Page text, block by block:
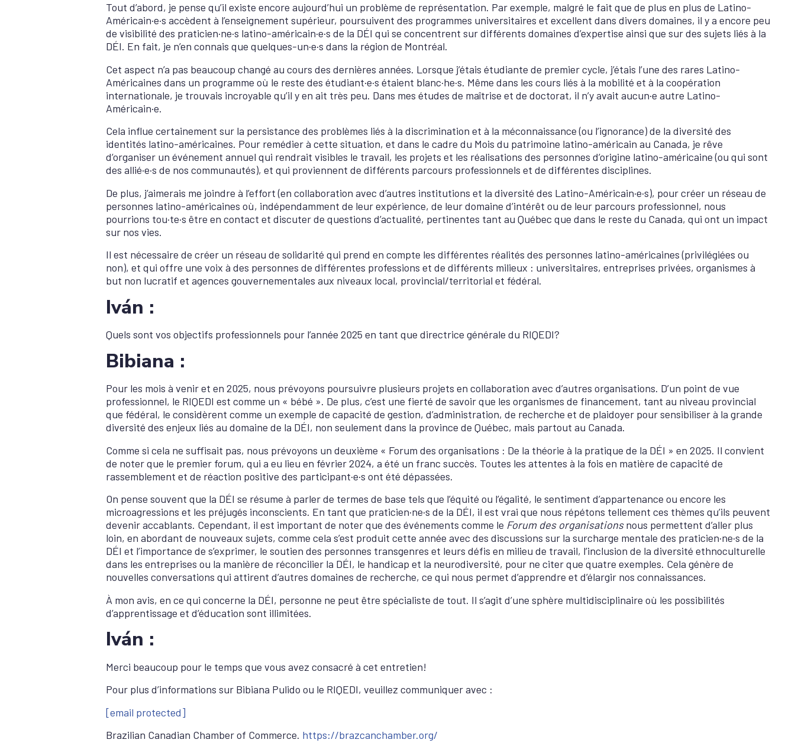
Tout d’abord, je pense qu’il existe encore aujourd’hui un problème de représentation. Par exemple, malgré le fait que de plus en plus de Latino-
Américain·e·s accèdent à l’enseignement supérieur, poursuivent des programmes universitaires et excellent dans divers domaines, il y a encore peu
de visibilité des praticien·ne·s latino-américain·e·s de la DÉI qui se concentrent sur différents domaines d’expertise ainsi que sur des sujets liés à la
DÉI. En fait, je n’en connais que quelques-un·e·s dans la région de Montréal.
Cet aspect n’a pas beaucoup changé au cours des dernières années. Lorsque j’étais étudiante de premier cycle, j’étais l’une des rares Latino-
Américaines dans un programme où le reste des étudiant·e·s étaient blanc·he·s. Même dans les cours liés à la mobilité et à la coopération
internationale, je trouvais incroyable qu’il y en ait très peu. Dans mes études de maîtrise et de doctorat, il n’y avait aucun·e autre Latino-
Américain·e.
Cela influe certainement sur la persistance des problèmes liés à la discrimination et à la méconnaissance (ou l’ignorance) de la diversité des
identités latino-américaines. Pour remédier à cette situation, et dans le cadre du Mois du patrimoine latino-américain au Canada, je rêve
d’organiser un événement annuel qui rendrait visibles le travail, les projets et les réalisations des personnes d’origine latino-américaine (ou qui sont
des allié·e·s de nos communautés), et qui proviennent de différents parcours professionnels et de différentes disciplines.
De plus, j’aimerais me joindre à l’effort (en collaboration avec d’autres institutions et la diversité des Latino-Américain·e·s), pour créer un réseau de
personnes latino-américaines où, indépendamment de leur expérience, de leur domaine d’intérêt ou de leur parcours professionnel, nous
pourrions tou·te·s être en contact et discuter de questions d’actualité, pertinentes tant au Québec que dans le reste du Canada, qui ont un impact
sur nos vies.
Il est nécessaire de créer un réseau de solidarité qui prend en compte les différentes réalités des personnes latino-américaines (privilégiées ou
non), et qui offre une voix à des personnes de différentes professions et de différents milieux : universitaires, entreprises privées, organismes à
but non lucratif et agences gouvernementales aux niveaux local, provincial/territorial et fédéral.
Iván :
Quels sont vos objectifs professionnels pour l’année 2025 en tant que directrice générale du RIQEDI?
Bibiana :
Pour les mois à venir et en 2025, nous prévoyons poursuivre plusieurs projets en collaboration avec d’autres organisations. D’un point de vue
professionnel, le RIQEDI est comme un « bébé ». De plus, c’est une fierté de savoir que les organismes de financement, tant au niveau provincial
que fédéral, le considèrent comme un exemple de capacité de gestion, d’administration, de recherche et de plaidoyer pour sensibiliser à la grande
diversité des enjeux liés au domaine de la DÉI, non seulement dans la province de Québec, mais partout au Canada.
Comme si cela ne suffisait pas, nous prévoyons un deuxième « Forum des organisations : De la théorie à la pratique de la DÉI » en 2025. Il convient
de noter que le premier forum, qui a eu lieu en février 2024, a été un franc succès. Toutes les attentes à la fois en matière de capacité de
rassemblement et de réaction positive des participant·e·s ont été dépassées.
On pense souvent que la DÉI se résume à parler de termes de base tels que l’équité ou l’égalité, le sentiment d’appartenance ou encore les
microagressions et les préjugés inconscients. En tant que praticien·ne·s de la DÉI, il est vrai que nous répétons tellement ces thèmes qu’ils peuvent
devenir accablants. Cependant, il est important de noter que des événements comme le Forum des organisationsnous permettent d’aller plus
loin, en abordant de nouveaux sujets, comme cela s’est produit cette année avec des discussions sur la surcharge mentale des praticien·ne·s de la
DÉI et l’importance de s’exprimer, le soutien des personnes transgenres et leurs défis en milieu de travail, l’inclusion de la diversité ethnoculturelle
dans les entreprises ou la manière de réconcilier la DÉI, le handicap et la neurodiversité, pour ne citer que quatre exemples. Cela génère de
nouvelles conversations qui attirent d’autres domaines de recherche, ce qui nous permet d’apprendre et d’élargir nos connaissances.
À mon avis, en ce qui concerne la DÉI, personne ne peut être spécialiste de tout. Il s’agit d’une sphère multidisciplinaire où les possibilités
d’apprentissage et d’éducation sont illimitées.
Iván :
Merci beaucoup pour le temps que vous avez consacré à cet entretien!
Pour plus d’informations sur Bibiana Pulido ou le RIQEDI, veuillez communiquer avec :
[email protected]
Brazilian Canadian Chamber of Commerce. https://brazcanchamber.org/